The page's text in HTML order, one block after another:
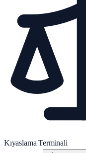
Kıyaslama Terminali